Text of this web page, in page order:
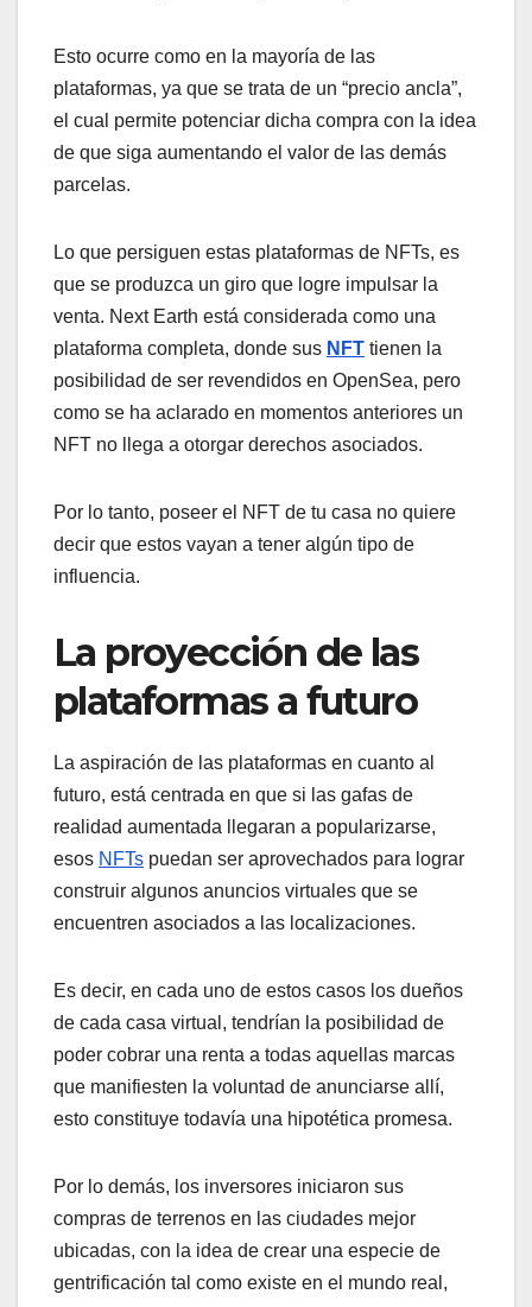
Esto ocurre como en la mayoría de las
plataformas, ya que se trata de un “precio ancla”,
el cual permite potenciar dicha compra con la idea
de que siga aumentando el valor de las demás
parcelas.
Lo que persiguen estas plataformas de NFTs, es
que se produzca un giro que logre impulsar la
venta. Next Earth está considerada como una
plataforma completa, donde sus NFT tienen la
posibilidad de ser revendidos en OpenSea, pero
como se ha aclarado en momentos anteriores un
NFT no llega a otorgar derechos asociados.
Por lo tanto, poseer el NFT de tu casa no quiere
decir que estos vayan a tener algún tipo de
influencia.
La proyección de las
plataformas a futuro
La aspiración de las plataformas en cuanto al
futuro, está centrada en que si las gafas de
realidad aumentada llegaran a popularizarse,
esos NFTs puedan ser aprovechados para lograr
construir algunos anuncios virtuales que se
encuentren asociados a las localizaciones.
Es decir, en cada uno de estos casos los dueños
de cada casa virtual, tendrían la posibilidad de
poder cobrar una renta a todas aquellas marcas
que manifiesten la voluntad de anunciarse allí,
esto constituye todavía una hipotética promesa.
Por lo demás, los inversores iniciaron sus
compras de terrenos en las ciudades mejor
ubicadas, con la idea de crear una especie de
gentrificación tal como existe en el mundo real,